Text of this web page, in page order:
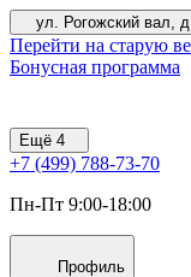
ул. Рогожский вал,
Перейти на старую
Бонусная программа
Ещё 4
+7 (499) 788-73-70
Пн-Пт 9:00-18:00
Профиль